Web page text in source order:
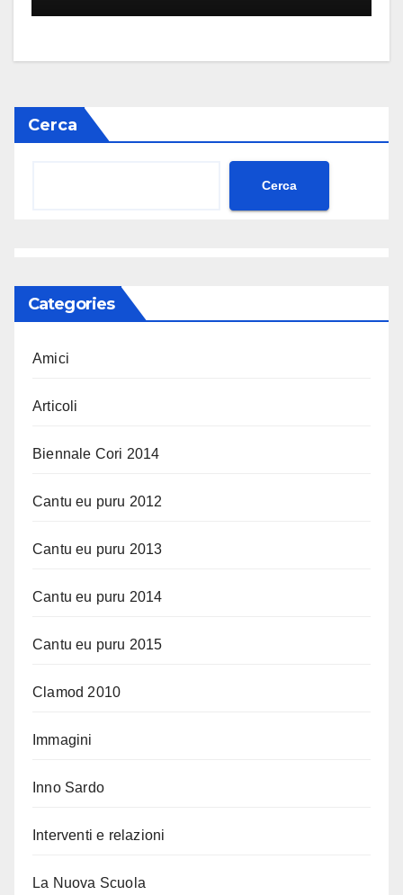
Cerca
Cerca
Categories
Amici
Articoli
Biennale Cori 2014
Cantu eu puru 2012
Cantu eu puru 2013
Cantu eu puru 2014
Cantu eu puru 2015
Clamod 2010
Immagini
Inno Sardo
Interventi e relazioni
La Nuova Scuola